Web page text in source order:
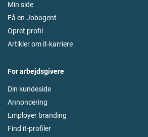
Min side
Få en Jobagent
Opret profil
Artikler om it-karriere
For arbejdsgivere
Din kundeside
Annoncering
Employer branding
Find it-profiler